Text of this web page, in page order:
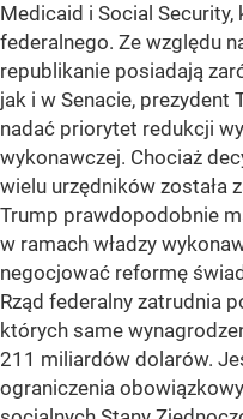
Medicaid i Social
federalnego. Ze względu
republikanie posiadają
jak i w Senacie,
nadać priorytet redukcji
wykonawczej. Chociaż
wielu urzędników została
Trump prawdopodobnie
w ramach władzy
negocjować reformę
Rząd federalny zatrudnia
których same
211 miliardów dolarów.
ograniczenia